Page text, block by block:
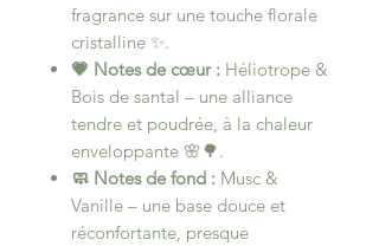
fragrance sur une touche florale
cristalline ✨.
💗 Notes de cœur : Héliotrope &
Bois de santal – une alliance
tendre et poudrée, à la chaleur
enveloppante 🌸🌳.
🧼 Notes de fond : Musc &
Vanille – une base douce et
réconfortante, presque